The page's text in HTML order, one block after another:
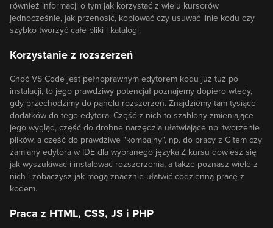
również informacji o tym jak korzystać z wielu kursorów
jednocześnie, jak przenosić, kopiować czy usuwać linie kodu czy
szybko tworzyć całe pliki i katalogi.
Korzystanie z rozszerzeń
Choć VS Code jest pełnoprawnym edytorem kodu już tuż po
instalacji, to jego prawdziwy potencjał poznajemy dopiero wtedy,
gdy przechodzimy do panelu rozszerzeń. Znajdziemy tam tysiące
dodatków do tego edytora. Część z nich to szablony zmieniające
jego wygląd, część do drobne narzędzia ułatwiające np. tworzenie
plików, a część do prawdziwe "kombajny", np. do pracy z Gitem czy
zamiany edytora w IDE dla wybranego języka.Z kursu dowiesz się
jak wyszukiwać i instalować rozszerzenia, a także poznasz wiele z
nich i zobaczysz jak mogą znacznie ułatwić codzienną pracę z
kodem.
Praca z HTML, CSS, JS i PHP